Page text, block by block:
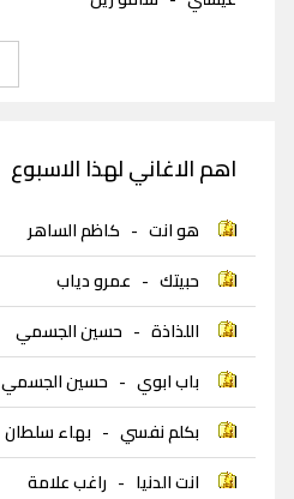
اهم الاغاني لهذا الاسبوع
هو انت - كاظم الساهر
حبيتك - عمرو دياب
اللذاذة - حسين الجسمي
باب ابوي - حسين الجسمي
بكلم نفسي - بهاء سلطان
انت الدنيا - راغب علامة